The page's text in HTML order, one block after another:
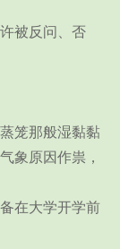
被反问、否
笼那般湿黏黏
象原因作祟，
在大学开学前